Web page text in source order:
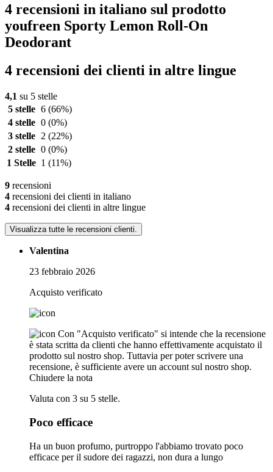
4 recensioni in italiano sul prodotto
youfreen Sporty Lemon Roll-On
Deodorant
4 recensioni dei clienti in altre lingue
4,1 su 5 stelle
5 stelle 6 (66%)
4 stelle 0 (0%)
3 stelle
2 (22%)
2 stelle 0 (0%)
1 Stelle 1 (11%)
9 recensioni
4 recensioni dei clienti in italiano
4 recensioni dei clienti in altre lingue
Visualizza tutte le recensioni clienti.
Valentina
23 febbraio 2026
Acquisto verificato
Con "Acquisto verificato" si intende che la recensione
è stata scritta da clienti che hanno effettivamente acquistato il
prodotto sul nostro shop. Tuttavia per poter scrivere una
recensione, è sufficiente avere un account sul nostro shop.
Chiudere la nota
Valuta con 3 su 5 stelle.
Poco efficace
Ha un buon profumo, purtroppo l'abbiamo trovato poco
efficace per il sudore dei ragazzi, non dura a lungo